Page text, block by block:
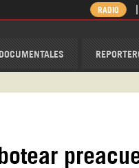
DOCUMENTALES
RADIO